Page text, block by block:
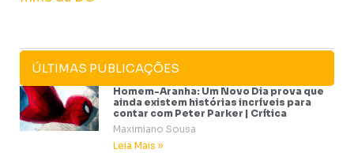
ÚLTIMAS PUBLICAÇÕES
Homem-Aranha: Um Novo Dia prova que
ainda existem histórias incríveis para
contar com Peter Parker | Crítica
Maximiano Sousa
Leia Mais »